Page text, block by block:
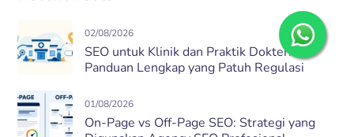
02/08/2026
SEO untuk Klinik dan Praktik Dokter:
Panduan Lengkap yang Patuh Regulasi
01/08/2026
On-Page vs Off-Page SEO: Strategi yang